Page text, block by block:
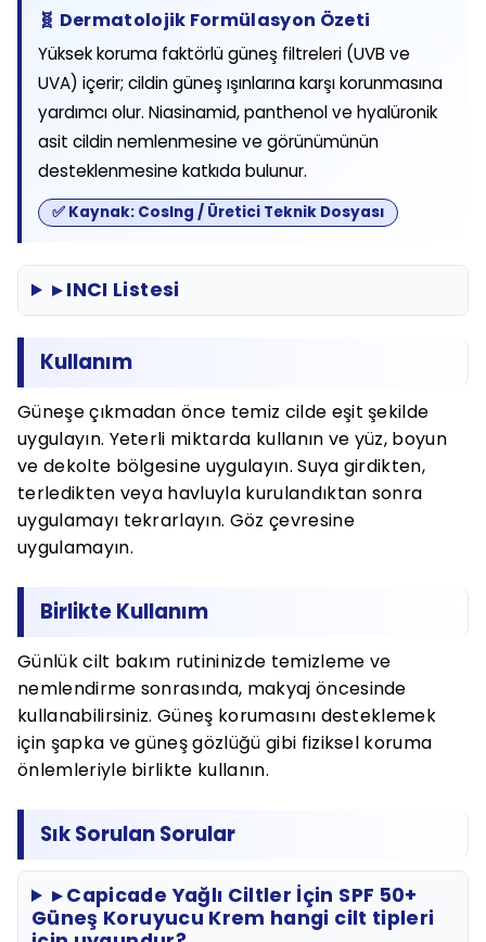
🧬 Dermatolojik Formülasyon Özeti
Yüksek koruma faktörlü güneş filtreleri (UVB ve
UVA) içerir; cildin güneş ışınlarına karşı korunmasına
yardımcı olur. Niasinamid, panthenol ve hyalüronik
asit cildin nemlenmesine ve görünümünün
desteklenmesine katkıda bulunur.
✅ Kaynak: CosIng / Üretici Teknik Dosyası
▸ INCI Listesi
Kullanım
Güneşe çıkmadan önce temiz cilde eşit şekilde
uygulayın. Yeterli miktarda kullanın ve yüz, boyun
ve dekolte bölgesine uygulayın. Suya girdikten,
terledikten veya havluyla kurulandıktan sonra
uygulamayı tekrarlayın. Göz çevresine
uygulamayın.
Birlikte Kullanım
Günlük cilt bakım rutininizde temizleme ve
nemlendirme sonrasında, makyaj öncesinde
kullanabilirsiniz. Güneş korumasını desteklemek
için şapka ve güneş gözlüğü gibi fiziksel koruma
önlemleriyle birlikte kullanın.
Sık Sorulan Sorular
▸ Capicade Yağlı Ciltler İçin SPF 50+
Güneş Koruyucu Krem hangi cilt tipleri